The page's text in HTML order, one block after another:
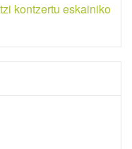
kontzertu eskainiko